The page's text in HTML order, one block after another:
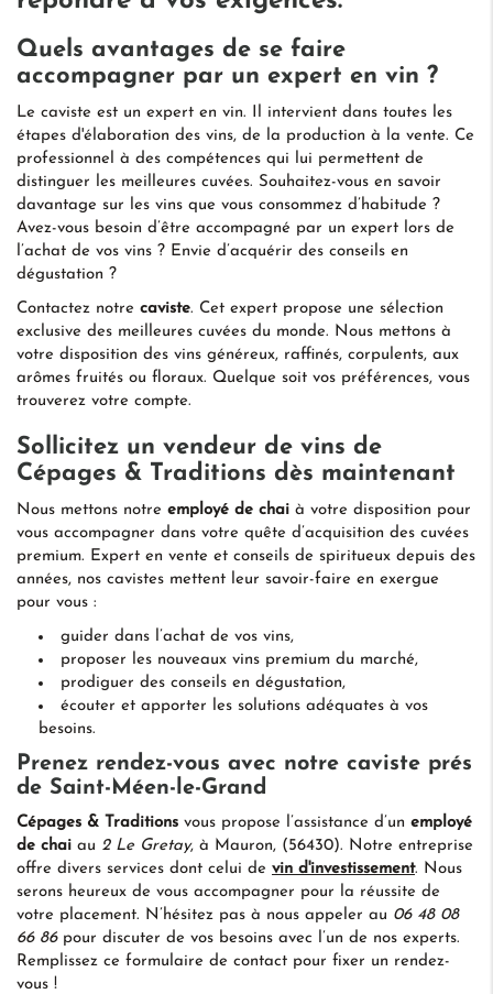
Quels avantages de se faire
accompagner par un expert en vin ?
Le caviste est un expert en vin. Il intervient dans toutes les
étapes d'élaboration des vins, de la production à la vente. Ce
professionnel à des compétences qui lui permettent de
distinguer les meilleures cuvées. Souhaitez-vous en savoir
davantage sur les vins que vous consommez d’habitude ?
Avez-vous besoin d’être accompagné par un expert lors de
l’achat de vos vins ? Envie d’acquérir des conseils en
dégustation ?
Contactez notre caviste. Cet expert propose une sélection
exclusive des meilleures cuvées du monde. Nous mettons à
votre disposition des vins généreux, raffinés, corpulents, aux
arômes fruités ou floraux. Quelque soit vos préférences, vous
trouverez votre compte.
Sollicitez un vendeur de vins de
Cépages & Traditions dès maintenant
Nous mettons notre employé de chai à votre disposition pour
vous accompagner dans votre quête d’acquisition des cuvées
premium. Expert en vente et conseils de spiritueux depuis des
années, nos cavistes mettent leur savoir-faire en exergue
pour vous :
guider dans l’achat de vos vins,
proposer les nouveaux vins premium du marché,
prodiguer des conseils en dégustation,
écouter et apporter les solutions adéquates à vos
besoins.
Prenez rendez-vous avec notre caviste prés
de Saint-Méen-le-Grand
Cépages & Traditions vous propose l’assistance d’un employé
de chai au 2 Le Gretay, à Mauron, (56430). Notre entreprise
offre divers services dont celui de vin d'investissement. Nous
serons heureux de vous accompagner pour la réussite de
votre placement. N’hésitez pas à nous appeler au 06 48 08
66 86pour discuter de vos besoins avec l’un de nos experts.
Remplissez ce formulaire de contact pour fixer un rendez-
vous !